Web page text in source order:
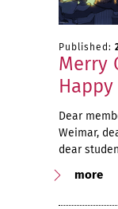
Published:
Merry
Happy
Dear
Weimar,
dear
more